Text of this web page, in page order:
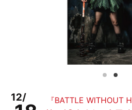
12/
『BATTLE WITHOUT